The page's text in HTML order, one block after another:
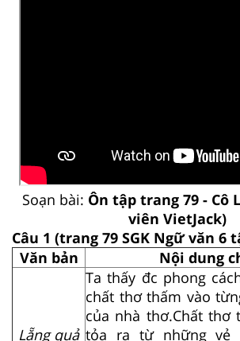
Soạn bài: Ôn tập trang 79 - Cô
viên VietJack)
Câu 1 (trang 79 SGK Ngữ văn 6
Văn bản
Nội dung
Lẵng quả
Ta thấy đc phong
chất thơ thấm vào
của nhà thơ.Chất thơ
tỏa ra từ những vẻ